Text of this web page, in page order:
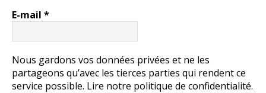
E-mail *
Nous gardons vos données privées et ne les
partageons qu’avec les tierces parties qui rendent ce
service possible. Lire notre politique de confidentialité.